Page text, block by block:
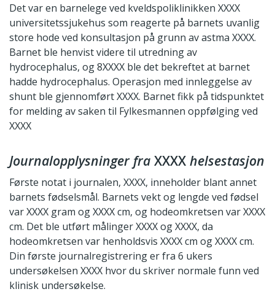
Det var en barnelege ved kveldspoliklinikken XXXX
universitetssjukehus som reagerte på barnets uvanlig
store hode ved konsultasjon på grunn av astma XXXX.
Barnet ble henvist videre til utredning av
hydrocephalus, og 8XXXX ble det bekreftet at barnet
hadde hydrocephalus. Operasjon med innleggelse av
shunt ble gjennomført XXXX. Barnet fikk på tidspunktet
for melding av saken til Fylkesmannen oppfølging ved
XXXX
Journalopplysninger fra XXXX helsestasjon
Første notat i journalen, XXXX, inneholder blant annet
barnets fødselsmål. Barnets vekt og lengde ved fødsel
var XXXX gram og XXXX cm, og hodeomkretsen var XXXX
cm. Det ble utført målinger XXXX og XXXX, da
hodeomkretsen var henholdsvis XXXX cm og XXXX cm.
Din første journalregistrering er fra 6 ukers
undersøkelsen XXXX hvor du skriver normale funn ved
klinisk undersøkelse.